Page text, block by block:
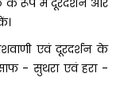
के रूप में दूरदर्शन और
एवं दूरदर्शन के
- सुथरा एवं हरा -